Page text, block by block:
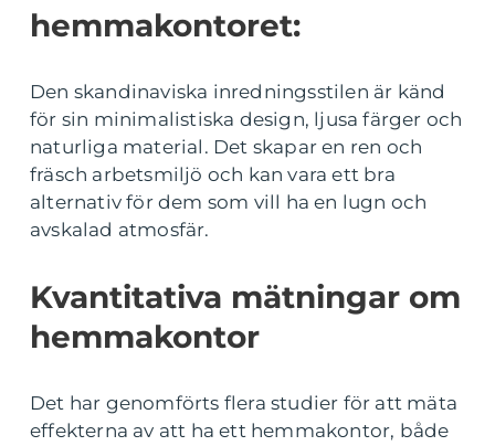
hemmakontoret:
Den skandinaviska inredningsstilen är känd
för sin minimalistiska design, ljusa färger och
naturliga material. Det skapar en ren och
fräsch arbetsmiljö och kan vara ett bra
alternativ för dem som vill ha en lugn och
avskalad atmosfär.
Kvantitativa mätningar om
hemmakontor
Det har genomförts flera studier för att mäta
effekterna av att ha ett hemmakontor, både